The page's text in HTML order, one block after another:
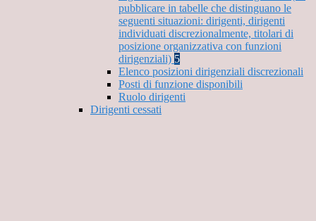
pubblicare in tabelle che distinguano le
seguenti situazioni: dirigenti, dirigenti
individuati discrezionalmente, titolari di
posizione organizzativa con funzioni
dirigenziali) 5
Elenco posizioni dirigenziali discrezionali
Posti di funzione disponibili
Ruolo dirigenti
Dirigenti cessati